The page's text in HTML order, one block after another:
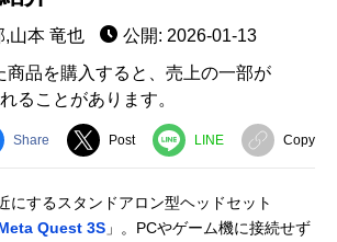
,山本 竜也
公開: 2026-01-13
品を購入すると、売上の一部が
ることがあります。
Share Post LINE Copy
にするスタンドアロン型ヘッドセット
Quest 3S 」。PCやゲーム機に接続せず